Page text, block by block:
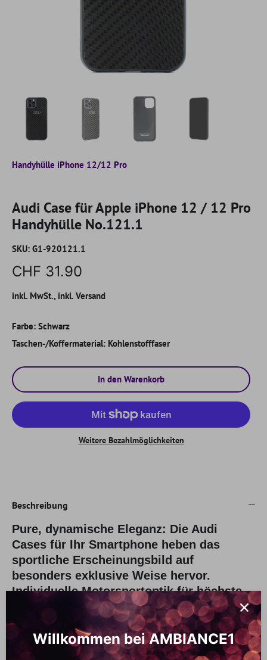
Handyhülle iPhone 12/12 Pro
Audi Case für Apple iPhone 12 / 12 Pro
Handyhülle No.121.1
SKU: G1-920121.1
CHF 31.90
inkl. MwSt., inkl. Versand
Farbe: Schwarz
Taschen-/Koffermaterial: Kohlenstofffaser
In den Warenkorb
Weitere Bezahlmöglichkeiten
Beschreibung
Pure, dynamische Eleganz: Die Audi
Cases für Ihr Smartphone heben das
sportliche Erscheinungsbild auf
besonders exklusive Weise hervor.
Individuelle Motorsportoptik für höchste
Ansprüche. Dank der edlen Materialien
und der hochwertigen Verarbeitung sind
die original Audi- Schutzhüllen ein echter
Blickfang. Das metallene 3 D-Logo
Willkommen bei AMBIANCE1